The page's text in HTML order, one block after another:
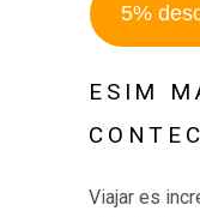
5%
ESIM
Viajar es